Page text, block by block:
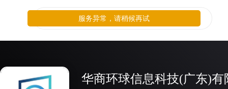
华商环球信息科技(广东)有
服务异常，请稍候再试